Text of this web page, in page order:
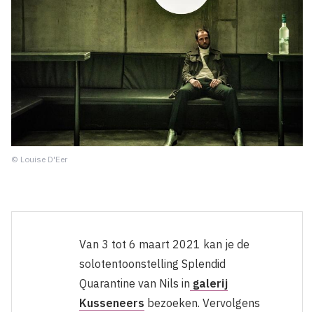
© Louise D'Eer
Van 3 tot 6 maart 2021 kan je de
solotentoonstelling Splendid
Quarantine van Nils in galerij
Kusseneers bezoeken. Vervolgens